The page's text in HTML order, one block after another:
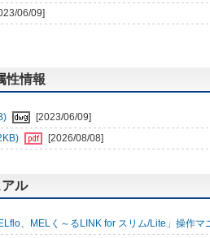
06/09]
性情報
[2023/06/09]
[2026/08/08]
ル
、MELく～るLINK for スリム/Lite」操作マ